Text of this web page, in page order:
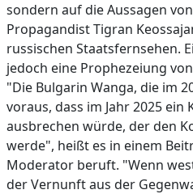
sondern auf die Aussagen
Propagandist Tigran
russischen Staatsfernsehen.
jedoch eine Prophezeiung
"Die Bulgarin Wanga, die im
voraus, dass im Jahr 2025 ein
ausbrechen würde, der den
werde", heißt es in einem
Moderator beruft. "Wenn
der Vernunft aus der